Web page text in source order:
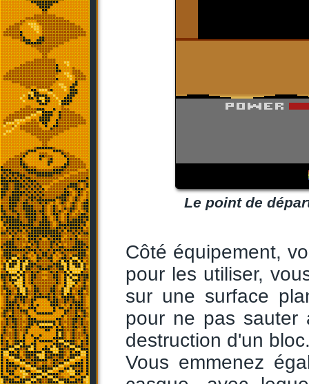
Le point de
Côté équipement,
pour les utiliser,
sur une surface
pour ne pas sauter
destruction d'un
Vous emmenez